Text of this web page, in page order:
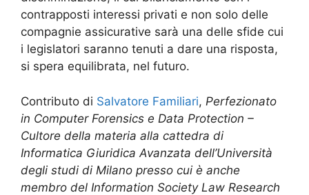
contrapposti interessi privati e non solo delle
compagnie assicurative sarà una delle sfide cui
i legislatori saranno tenuti a dare una risposta,
si spera equilibrata, nel futuro.
Contributo di Salvatore Familiari, Perfezionato
in Computer Forensics e Data Protection –
Cultore della materia alla cattedra di
Informatica Giuridica Avanzata dell’Università
degli studi di Milano presso cui è anche
membro del Information Society Law Research